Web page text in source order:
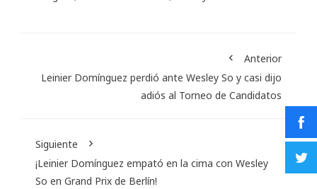
Anterior
Leinier Domínguez perdió ante Wesley So y casi dijo
adiós al Torneo de Candidatos
Siguiente
¡Leinier Domínguez empató en la cima con Wesley
So en Grand Prix de Berlín!